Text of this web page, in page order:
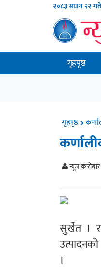
२०८३ साउन २२
गृहपृष्ठ
गृहपृष्ठ
न्यूज काराेबार
सुर्खेत ।
।